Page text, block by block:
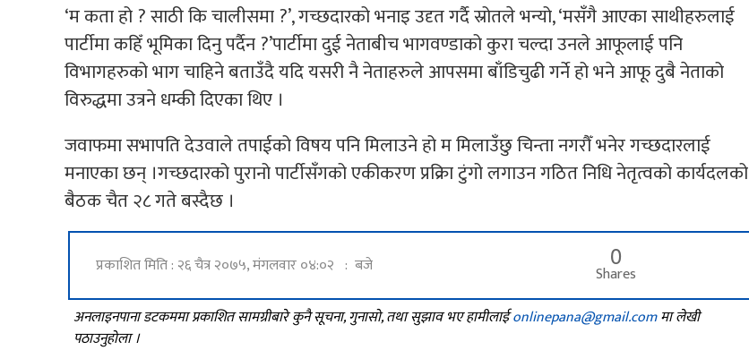
‘म कता हो ? साठी कि चालीसमा ?’, गच्छदारको भनाइ उदृत गर्दै स्रोतले भन्यो, ‘मसँगै आएका साथीहरुलाई
पार्टीमा कहिँ भूमिका दिनु पर्दैन ?’पार्टीमा दुई नेताबीच भागवण्डाको कुरा चल्दा उनले आफूलाई पनि
विभागहरुको भाग चाहिने बताउँदै यदि यसरी नै नेताहरुले आपसमा बाँडिचुढी गर्ने हो भने आफू दुबै नेताको
विरुद्धमा उत्रने धम्की दिएका थिए ।
जवाफमा सभापति देउवाले तपाईको विषय पनि मिलाउने हो म मिलाउँछु चिन्ता नगरौँ भनेर गच्छदारलाई
मनाएका छन् ।गच्छदारको पुरानो पार्टीसँगको एकीकरण प्रक्रिा टुंगो लगाउन गठित निधि नेतृत्वको कार्यदलको
बैठक चैत २८ गते बस्दैछ ।
प्रकाशित मिति : २६ चैत्र २०७५, मंगलवार ०४:०२ : बजे 0
Shares
अनलाइनपाना डटकममा प्रकाशित सामग्रीबारे कुनै सूचना, गुनासो, तथा सुझाव भए हामीलाईonlinepana@gmail.comमा लेखी
पठाउनुहोला ।